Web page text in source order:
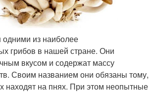
одними из наиболее
грибов в нашей стране. Они
вкусом и содержат массу
Своим названием они обязаны тому,
находят на пнях. При этом неопытные